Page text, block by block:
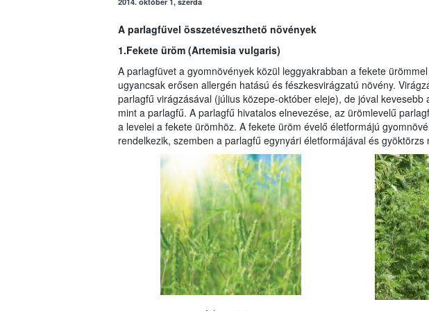
A parlagfűvel összetéveszthető növények
1.Fekete üröm (Artemisia vulgaris)
A parlagfüvet a gyomnövények közül leggyakrabban a fekete
ugyancsak erősen allergén hatású és fészkesvirágzatú növény.
parlagfű virágzásával (július közepe-október eleje), de jóval kevesebb
mint a parlagfű. A parlagfű hivatalos elnevezése, az ürömlevelű
a levelei a fekete ürömhöz. A fekete üröm évelő életformájú
rendelkezik, szemben a parlagfű egynyári életformájával és gyöktörzs